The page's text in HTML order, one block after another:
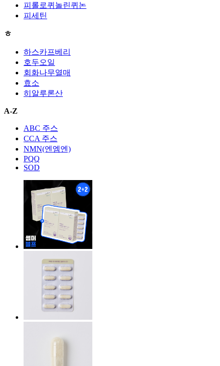
피롤로퀴놀린퀴논
피세틴
ㅎ
하스카프베리
호두오일
회화나무열매
효소
히알루론산
A-Z
ABC 주스
CCA 주스
NMN(엔엠엔)
PQQ
SOD